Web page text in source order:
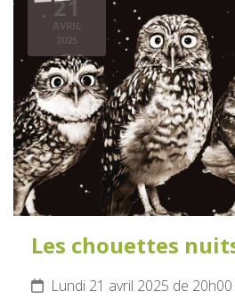
21
AVRIL
2025
Les chouettes
Lundi 21 avril 2025 de